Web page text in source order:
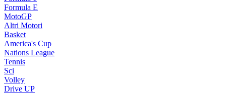
Formula E
MotoGP
Altri Motori
Basket
America's Cup
Nations League
Tennis
Sci
Volley
Drive UP